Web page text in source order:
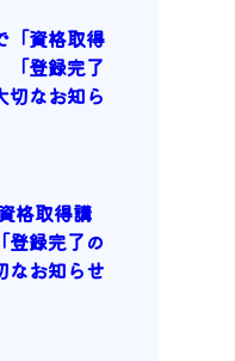
「資格取得
「登録完了
切なお知ら
格取得講
登録完了の
なお知らせ